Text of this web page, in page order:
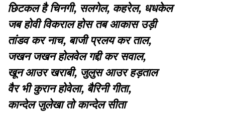
छिटकल है चिनगी, सलगेल, कहरेल, धधकेल
जब होवी विकराल होस तब आकास उड़ी
तांडव कर नाच, बाजी प्रलय कर ताल,
जखन जखन होलवेल गद्दी कर सवाल,
खून आउर खराबी, जुलुस आउर हड़ताल
वैर भी कुरान होवेला, बैरिनी गीता,
कान्देल जुलेखा तो कान्देल सीता